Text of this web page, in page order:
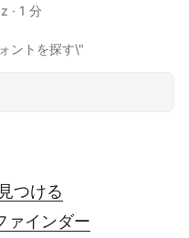
· 1 分
つける
ァインダー